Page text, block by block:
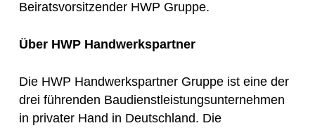
Beiratsvorsitzender HWP Gruppe.
Über HWP Handwerkspartner
Die HWP Handwerkspartner Gruppe ist eine der
drei führenden Baudienstleistungsunternehmen
in privater Hand in Deutschland. Die